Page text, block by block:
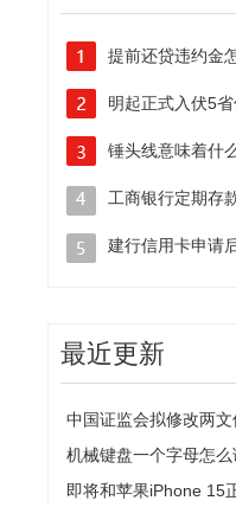
提前还贷违约金
提前还贷违约金
明起正式入伏5
入伏下雨有什么
锤头线意味着什
锤头线和倒锤头
工商银行定期存
工商银行定期存
建行信用卡申请
最近更新